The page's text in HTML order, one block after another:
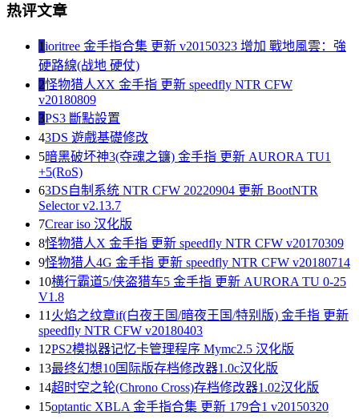
热评文章
1ioritree 金手指合集 更新 v20150323 增加 戰地風雲：強
硬路線(战地 硬仗)
2怪物猎人XX 金手指 更新 speedfly NTR CFW
v20180809
3PS3 斷點設置
43DS 遊戲基礎修改
5暗黑破坏神3(夺魂之镰) 金手指 更新 AURORA TU1
+5(RoS)
63DS自制系统 NTR CFW 20220904 更新 BootNTR
Selector v2.13.7
7Crear iso 汉化版
8怪物猎人X 金手指 更新 speedfly NTR CFW v20170309
9怪物猎人4G 金手指 更新 speedfly NTR CFW v20180714
10横行霸道5/侠盗猎车5 金手指 更新 AURORA TU 0-25
V1.8
11 火焰之纹章if(白夜王国/暗夜王国/特别版) 金手指 更新
speedfly NTR CFW v20180403
12PS2模拟器记忆卡管理程序 Mymc2.5 汉化版
13最终幻想10国际版存档修改器1.0c汉化版
14超时空之轮(Chrono Cross)存档修改器1.02汉化版
15optantic XBLA 金手指合集 更新 179合1 v20150320